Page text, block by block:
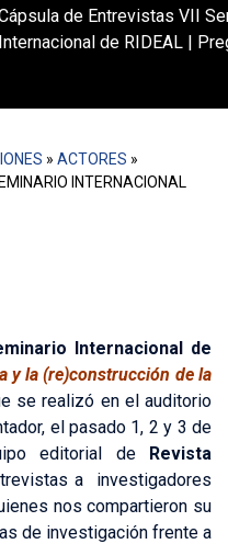
de Entrevistas VII
Internacional de RIDEAL |
» ACTORES »
INTERNACIONAL
Internacional de
y la (re)construcción de la
se realizó en el auditorio
el pasado 1, 2 y 3 de
editorial de Revista
a investigadores
nos compartieron su
de investigación frente a